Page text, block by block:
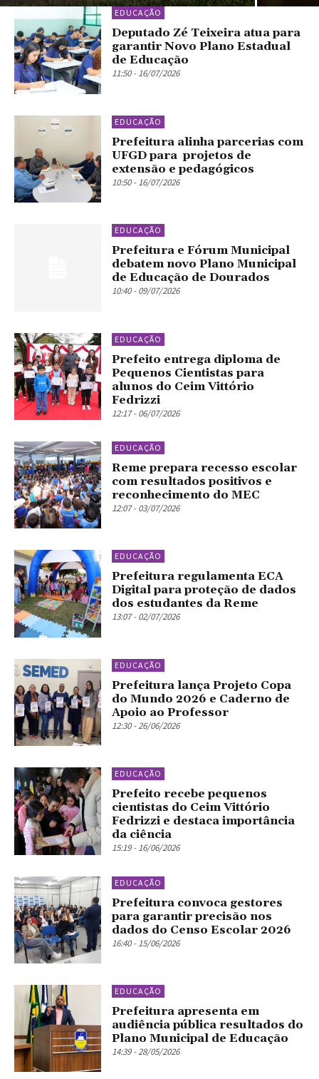
EDUCAÇÃO
Deputado Zé Teixeira atua para
garantir Novo Plano Estadual
de Educação
11:50 - 16/07/2026
EDUCAÇÃO
Prefeitura alinha parcerias com
UFGD para projetos de
extensão e pedagógicos
10:50 - 16/07/2026
EDUCAÇÃO
Prefeitura e Fórum Municipal
debatem novo Plano Municipal
de Educação de Dourados
10:40 - 09/07/2026
EDUCAÇÃO
Prefeito entrega diploma de
Pequenos Cientistas para
alunos do Ceim Vittório
Fedrizzi
12:17 - 06/07/2026
EDUCAÇÃO
Reme prepara recesso escolar
com resultados positivos e
reconhecimento do MEC
12:07 - 03/07/2026
EDUCAÇÃO
Prefeitura regulamenta ECA
Digital para proteção de dados
dos estudantes da Reme
13:07 - 02/07/2026
EDUCAÇÃO
Prefeitura lança Projeto Copa
do Mundo 2026 e Caderno de
Apoio ao Professor
12:30 - 26/06/2026
EDUCAÇÃO
Prefeito recebe pequenos
cientistas do Ceim Vittório
Fedrizzi e destaca importância
da ciência
15:19 - 16/06/2026
EDUCAÇÃO
Prefeitura convoca gestores
para garantir precisão nos
dados do Censo Escolar 2026
16:40 - 15/06/2026
EDUCAÇÃO
Prefeitura apresenta em
audiência pública resultados do
Plano Municipal de Educação
14:39 - 28/05/2026